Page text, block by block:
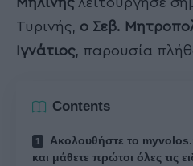
Τυρινής, ο Σεβ.
Ιγνάτιος, παρουσία
Contents
Ακολουθήστε το
και μάθετε πρώτοι όλες τις